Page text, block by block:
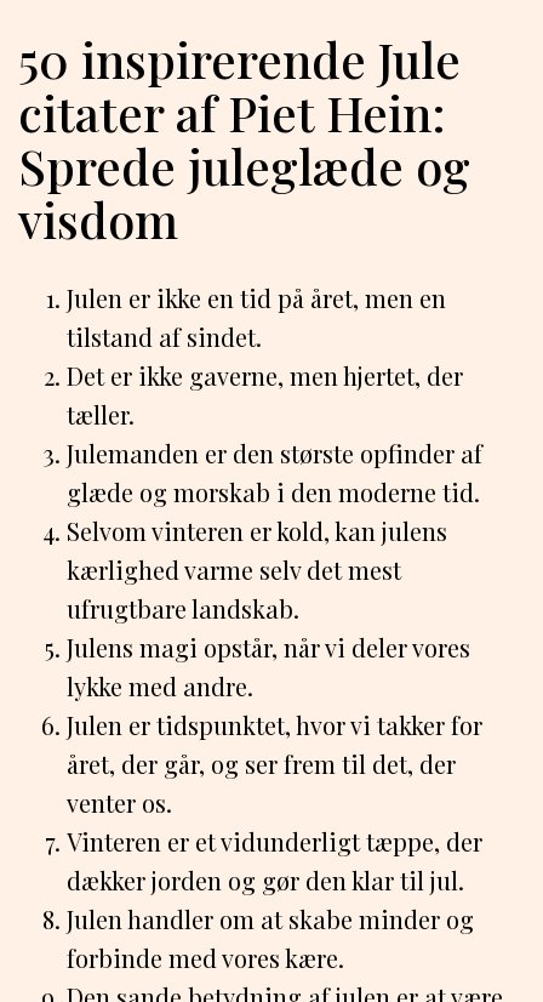
50 inspirerende Jule
citater af Piet Hein:
Sprede juleglæde og
visdom
Julen er ikke en tid på året, men en
tilstand af sindet.
Det er ikke gaverne, men hjertet, der
tæller.
Julemanden er den største opfinder af
glæde og morskab i den moderne tid.
Selvom vinteren er kold, kan julens
kærlighed varme selv det mest
ufrugtbare landskab.
Julens magi opstår, når vi deler vores
lykke med andre.
Julen er tidspunktet, hvor vi takker for
året, der går, og ser frem til det, der
venter os.
Vinteren er et vidunderligt tæppe, der
dækker jorden og gør den klar til jul.
Julen handler om at skabe minder og
forbinde med vores kære.